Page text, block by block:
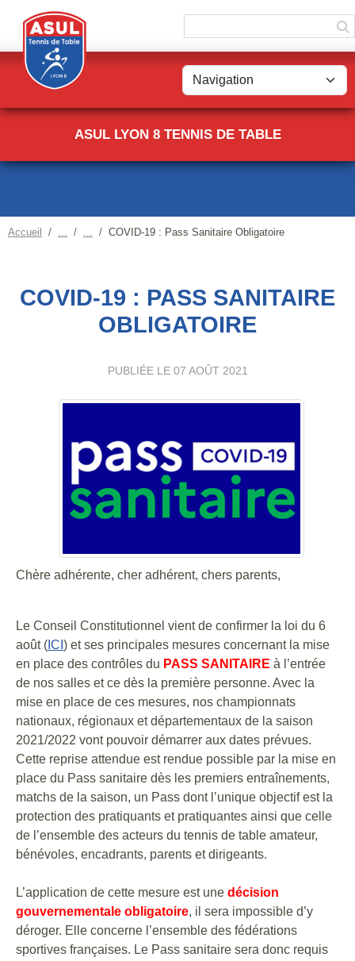
ASUL LYON 8 TENNIS DE TABLE
Accueil COVID-19 : Pass Sanitaire Obligatoire
COVID-19 : PASS SANITAIRE
OBLIGATOIRE
PUBLIÉE LE 07 AOÛT 2021
Chère adhérente, cher adhérent, chers parents,
Le Conseil Constitutionnel vient de confirmer la loi du 6
août ( ICI ) et ses principales mesures concernant la mise
en place des contrôles du PASS SANITAIRE à l’entrée
de nos salles et ce dès la première personne. Avec la
mise en place de ces mesures, nos championnats
nationaux, régionaux et départementaux de la saison
2021/2022 vont pouvoir démarrer aux dates prévues.
Cette reprise attendue est rendue possible par la mise en
place du Pass sanitaire dès les premiers entraînements,
matchs de la saison, un Pass dont l’unique objectif est la
protection des pratiquants et pratiquantes ainsi que celle
de l’ensemble des acteurs du tennis de table amateur,
bénévoles, encadrants, parents et dirigeants.
L’application de cette mesure est une décision
gouvernementale obligatoire, il sera impossible d’y
déroger. Elle concerne l’ensemble des fédérations
sportives françaises. Le Pass sanitaire sera donc requis
Panneau de gestion des cookies